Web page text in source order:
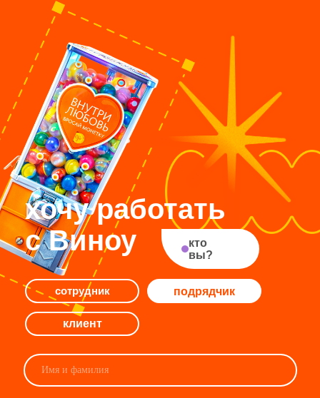
сотрудник
клиент
Я согласенс политикой в отношении обработки
персональных данных
Нажимая на кнопку, я даю своё
Отправить